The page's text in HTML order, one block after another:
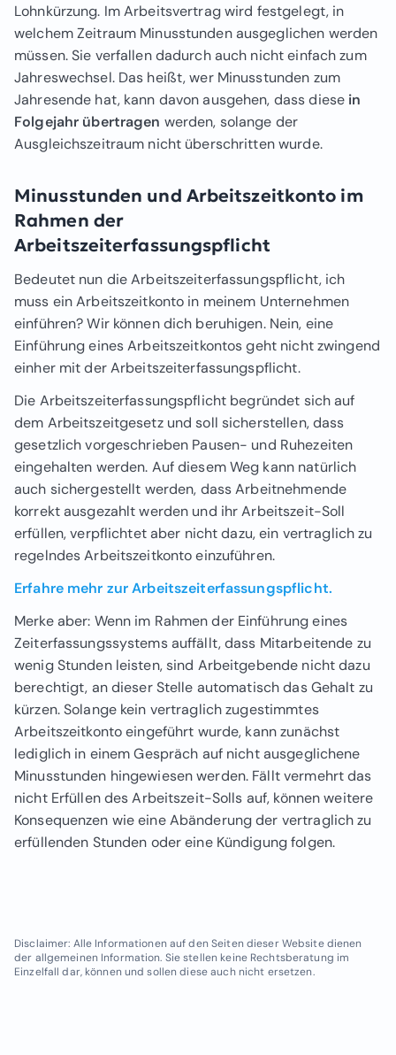
Lohnkürzung. Im Arbeitsvertrag wird festgelegt, in
welchem Zeitraum Minusstunden ausgeglichen werden
müssen. Sie verfallen dadurch auch nicht einfach zum
Jahreswechsel. Das heißt, wer Minusstunden zum
Jahresende hat, kann davon ausgehen, dass diese in
Folgejahr übertragen werden, solange der
Ausgleichszeitraum nicht überschritten wurde.
Minusstunden und Arbeitszeitkonto im
Rahmen der
Arbeitszeiterfassungspflicht
Bedeutet nun die Arbeitszeiterfassungspflicht, ich
muss ein Arbeitszeitkonto in meinem Unternehmen
einführen? Wir können dich beruhigen. Nein, eine
Einführung eines Arbeitszeitkontos geht nicht zwingend
einher mit der Arbeitszeiterfassungspflicht.
Die Arbeitszeiterfassungspflicht begründet sich auf
dem Arbeitszeitgesetz und soll sicherstellen, dass
gesetzlich vorgeschrieben Pausen- und Ruhezeiten
eingehalten werden. Auf diesem Weg kann natürlich
auch sichergestellt werden, dass Arbeitnehmende
korrekt ausgezahlt werden und ihr Arbeitszeit-Soll
erfüllen, verpflichtet aber nicht dazu, ein vertraglich zu
regelndes Arbeitszeitkonto einzuführen.
Erfahre mehr zur Arbeitszeiterfassungspflicht.
Merke aber: Wenn im Rahmen der Einführung eines
Zeiterfassungssystems auffällt, dass Mitarbeitende zu
wenig Stunden leisten, sind Arbeitgebende nicht dazu
berechtigt, an dieser Stelle automatisch das Gehalt zu
kürzen. Solange kein vertraglich zugestimmtes
Arbeitszeitkonto eingeführt wurde, kann zunächst
lediglich in einem Gespräch auf nicht ausgeglichene
Minusstunden hingewiesen werden. Fällt vermehrt das
nicht Erfüllen des Arbeitszeit-Solls auf, können weitere
Konsequenzen wie eine Abänderung der vertraglich zu
erfüllenden Stunden oder eine Kündigung folgen.
Disclaimer: Alle Informationen auf den Seiten dieser Website dienen
der allgemeinen Information. Sie stellen keine Rechtsberatung im
Einzelfall dar, können und sollen diese auch nicht ersetzen.